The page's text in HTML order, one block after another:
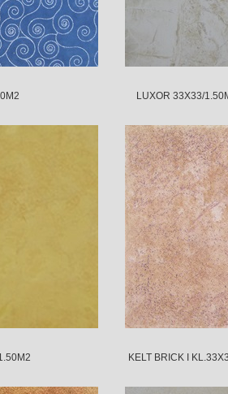
1.50M2 LUXOR 33X33/
1.50M2 KELT BRICK I